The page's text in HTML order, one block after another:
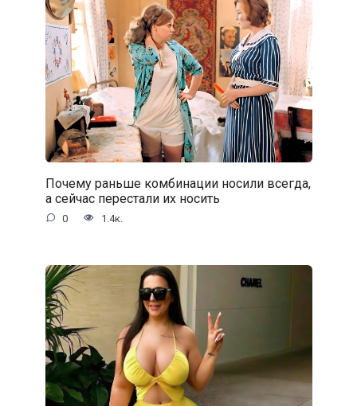
Почему раньше комбинации носили всегда,
а сейчас перестали их носить
0 1.4к.